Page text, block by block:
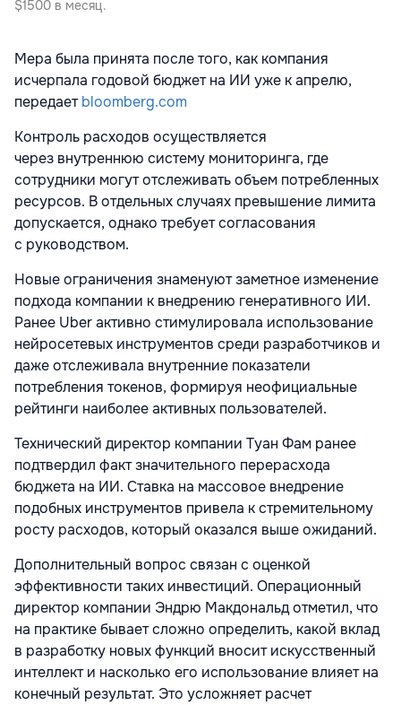
$1500 в месяц.
Мера была принята после того, как компания
исчерпала годовой бюджет на ИИ уже к апрелю,
передаетbloomberg.com
Контроль расходов осуществляется
через внутреннюю систему мониторинга, где
сотрудники могут отслеживать объем потребленных
ресурсов. В отдельных случаях превышение лимита
допускается, однако требует согласования
с руководством.
Новые ограничения знаменуют заметное изменение
подхода компании к внедрению генеративного ИИ.
Ранее Uber активно стимулировала использование
нейросетевых инструментов среди разработчиков и
даже отслеживала внутренние показатели
потребления токенов, формируя неофициальные
рейтинги наиболее активных пользователей.
Технический директор компании Туан Фам ранее
подтвердил факт значительного перерасхода
бюджета на ИИ. Ставка на массовое внедрение
подобных инструментов привела к стремительному
росту расходов, который оказался выше ожиданий.
Дополнительный вопрос связан с оценкой
эффективности таких инвестиций. Операционный
директор компании Эндрю Макдональд отметил, что
на практике бывает сложно определить, какой вклад
в разработку новых функций вносит искусственный
интеллект и насколько его использование влияет на
конечный результат. Это усложняет расчет